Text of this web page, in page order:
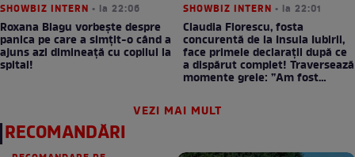
SHOWBIZ INTERN • la 22:06
Roxana Blagu vorbește despre
panica pe care a simțit-o când a
ajuns azi dimineață cu copilul la
spital!
SHOWBIZ INTERN • la 22:01
Claudia Florescu, fosta
concurentă de la Insula Iubirii,
face primele declarații după ce
a dispărut complet! Traversează
momente grele: ”Am fost
VEZI MAI MULT
RECOMANDĂRI